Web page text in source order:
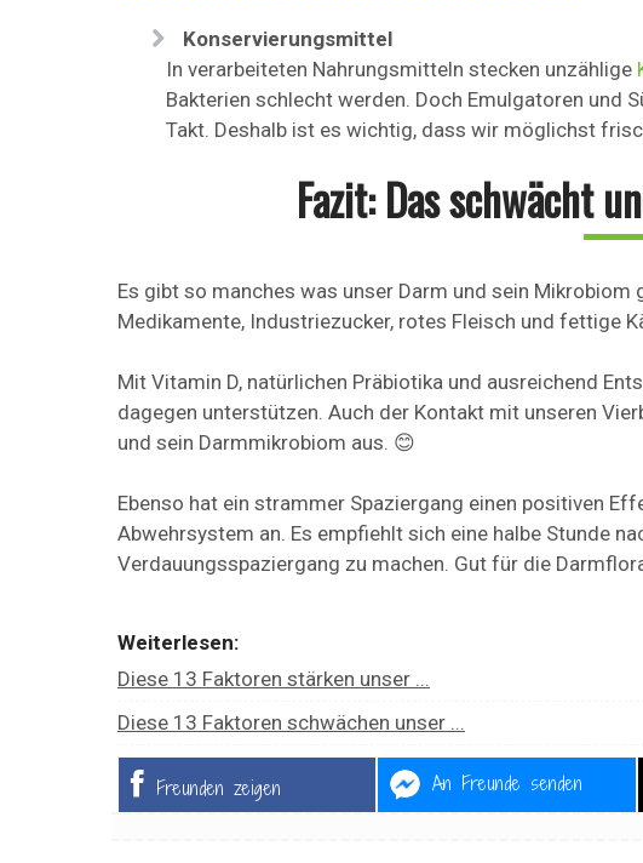
Konservierungsmittel
In verarbeiteten Nahrungsmitteln stecken unzählige
Bakterien schlecht werden. Doch Emulgatoren und
Takt. Deshalb ist es wichtig, dass wir möglichst
Fazit: Das schwächt
Es gibt so manches was unser Darm und sein
Medikamente, Industriezucker, rotes Fleisch und fettige
Mit Vitamin D, natürlichen Präbiotika und ausreichend
dagegen unterstützen. Auch der Kontakt mit unseren
und sein Darmmikrobiom aus. 😊
Ebenso hat ein strammer Spaziergang einen positiven
Abwehrsystem an. Es empfiehlt sich eine halbe Stunde
Verdauungsspaziergang zu machen. Gut für die
Weiterlesen:
Diese 13 Faktoren stärken unser ...
Diese 13 Faktoren schwächen unser ...
Freunden zeigen An Freunde senden